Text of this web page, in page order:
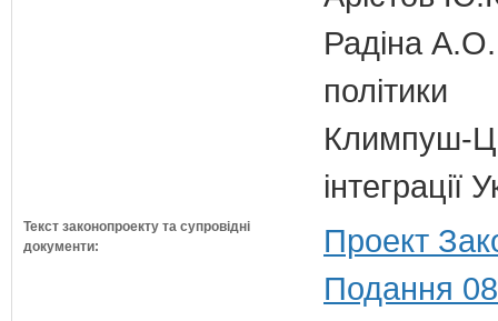
Радіна А.О.
політики
Климпуш-
Текст законопроекту та супровідні
документи:
Проект
Подання